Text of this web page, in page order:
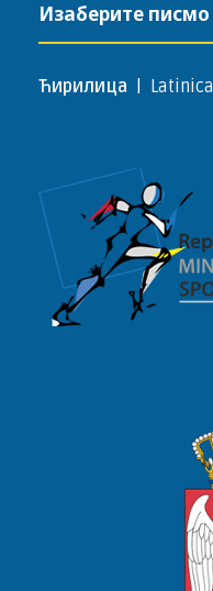
Изаберите писмо
Ћирилица Latinica